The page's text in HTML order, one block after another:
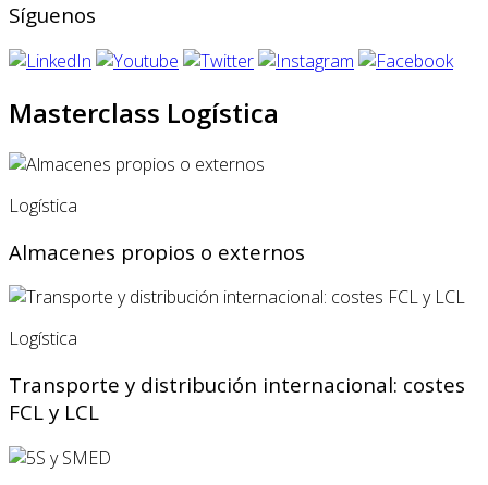
Síguenos
Masterclass Logística
Logística
Almacenes propios o externos
Logística
Transporte y distribución internacional: costes
FCL y LCL